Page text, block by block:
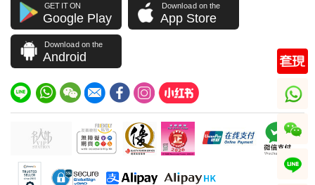
GET IT ON
Google Play
Download on the
App Store
Download on the
Android
whatsapp